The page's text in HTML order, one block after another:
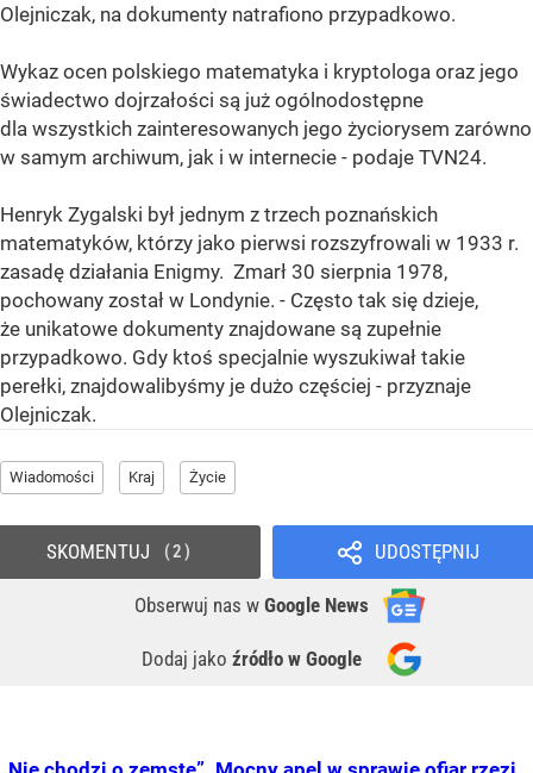
Olejniczak, na dokumenty natrafiono przypadkowo.
Wykaz ocen polskiego matematyka i kryptologa oraz jego
świadectwo dojrzałości są już ogólnodostępne
dla wszystkich zainteresowanych jego życiorysem zarówno
w samym archiwum, jak i w internecie - podaje TVN24.
Henryk Zygalski był jednym z trzech poznańskich
matematyków, którzy jako pierwsi rozszyfrowali w 1933 r.
zasadę działania Enigmy. Zmarł 30 sierpnia 1978,
pochowany został w Londynie. - Często tak się dzieje,
że unikatowe dokumenty znajdowane są zupełnie
przypadkowo. Gdy ktoś specjalnie wyszukiwał takie
perełki, znajdowalibyśmy je dużo częściej - przyznaje
Olejniczak.
Wiadomości Kraj Życie
UDOSTĘPNIJ
Obserwuj nas w Google News
Dodaj jako źródło w Google
SKOMENTUJ 2